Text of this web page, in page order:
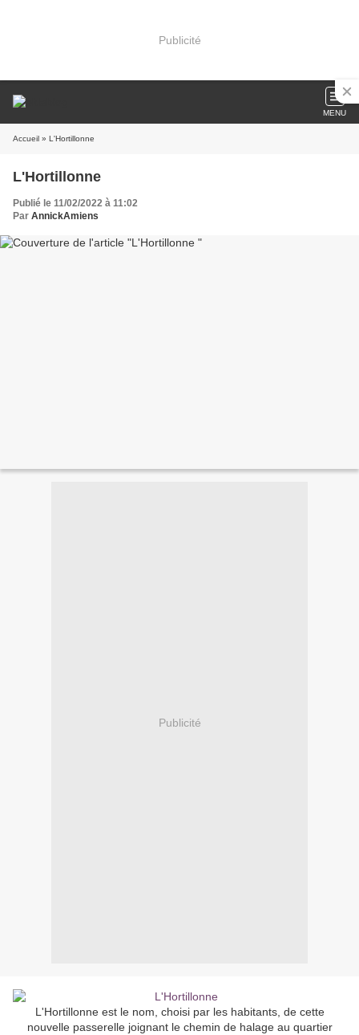
Publicité
MENU
Accueil » L'Hortillonne
L'Hortillonne
Publié le 11/02/2022 à 11:02
Par AnnickAmiens
Publicité
L'Hortillonne est le nom, choisi par les habitants, de cette
nouvelle passerelle joignant le chemin de halage au quartier